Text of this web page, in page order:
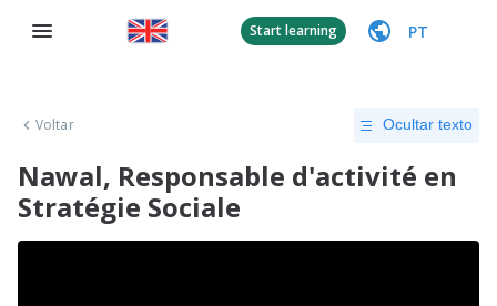
Start learning PT
Voltar Ocultar texto
Nawal, Responsable d'activité en
Stratégie Sociale